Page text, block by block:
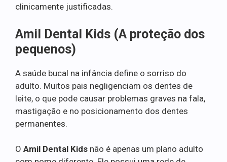
clinicamente justificadas.
Amil Dental Kids (A proteção dos
pequenos)
A saúde bucal na infância define o sorriso do
adulto. Muitos pais negligenciam os dentes de
leite, o que pode causar problemas graves na fala,
mastigação e no posicionamento dos dentes
permanentes.
O Amil Dental Kids não é apenas um plano adulto